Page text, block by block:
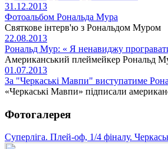
31.12.2013
Фотоальбом Рональда Мура
Святкове інтерв'ю з Рональдом Муром
22.08.2013
Рональд Мур: « Я ненавиджу
Американський плеймейкер Рональд
01.07.2013
За "Черкаські Мавпи" виступатиме
«Черкаські Мавпи» підписали
Фотогалерея
Суперліга. Плей-оф, 1/4 фіналу.